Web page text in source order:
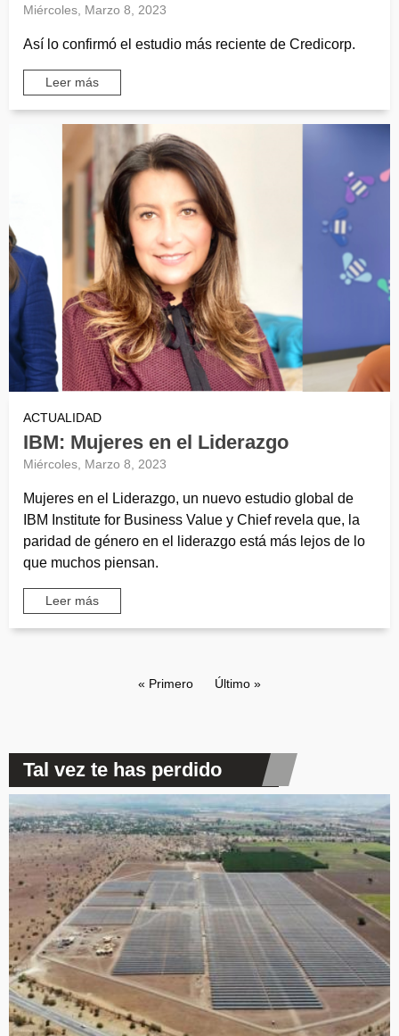
Miércoles, Marzo 8, 2023
Así lo confirmó el estudio más reciente de Credicorp.
Leer más
ACTUALIDAD
IBM: Mujeres en el Liderazgo
Miércoles, Marzo 8, 2023
Mujeres en el Liderazgo, un nuevo estudio global de
IBM Institute for Business Value y Chief revela que, la
paridad de género en el liderazgo está más lejos de lo
que muchos piensan.
Leer más
Primera página
« Primero Última página
Último »
Tal vez te has perdido